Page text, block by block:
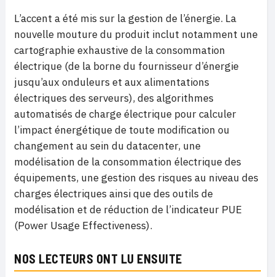
L’accent a été mis sur la gestion de l’énergie. La
nouvelle mouture du produit inclut notamment une
cartographie exhaustive de la consommation
électrique (de la borne du fournisseur d’énergie
jusqu’aux onduleurs et aux alimentations
électriques des serveurs), des algorithmes
automatisés de charge électrique pour calculer
l’impact énergétique de toute modification ou
changement au sein du datacenter, une
modélisation de la consommation électrique des
équipements, une gestion des risques au niveau des
charges électriques ainsi que des outils de
modélisation et de réduction de l’indicateur PUE
(Power Usage Effectiveness).
NOS LECTEURS ONT LU ENSUITE